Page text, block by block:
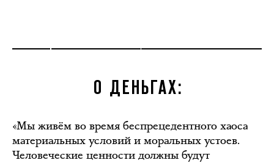
О ДЕНЬГАХ:
«Мы живём во время беспрецедентного хаоса
материальных условий и моральных устоев.
Человеческие ценности должны будут